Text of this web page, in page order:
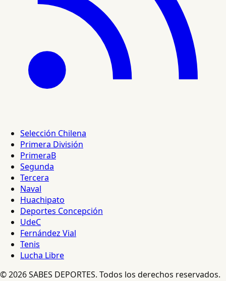
Selección Chilena
Primera División
PrimeraB
Segunda
Tercera
Naval
Huachipato
Deportes Concepción
UdeC
Fernández Vial
Tenis
Lucha Libre
© 2026 SABES DEPORTES. Todos los derechos reservados.